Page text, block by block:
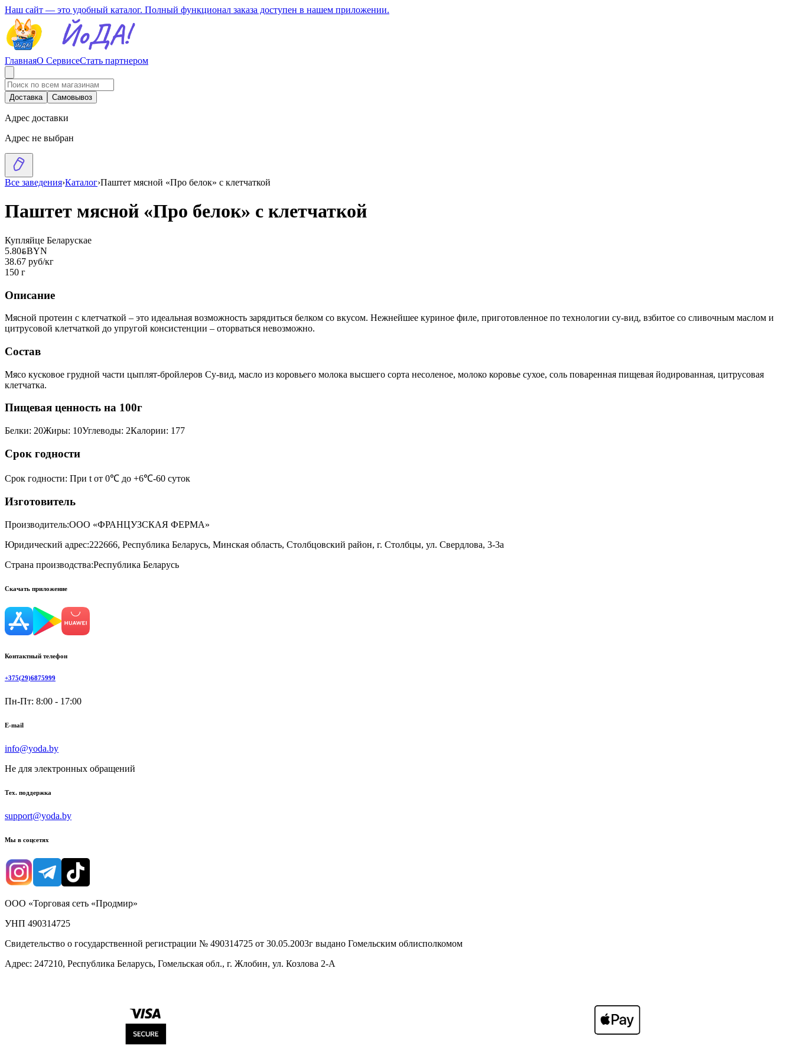
Наш сайт — это удобный каталог. Полный функционал заказа доступен в нашем приложении.
ГлавнаяО СервисеСтать партнером
Доставка Самовывоз
Адрес доставки
Адрес не выбран
Все заведения›Каталог›Паштет мясной «Про белок» с клетчаткой
Паштет мясной «Про белок» с клетчаткой
Купляйце Беларускае
5.80BYNBYN
38.67 руб/кг
150 г
Описание
Мясной протеин с клетчаткой – это идеальная возможность зарядиться белком со вкусом. Нежнейшее куриное филе, приготовленное по технологии су-вид, взбитое со сливочным маслом и
цитрусовой клетчаткой до упругой консистенции – оторваться невозможно.
Состав
Мясо кусковое грудной части цыплят-бройлеров Су-вид, масло из коровьего молока высшего сорта несоленое, молоко коровье сухое, соль поваренная пищевая йодированная, цитрусовая
клетчатка.
Пищевая ценность на 100г
Белки: 20Жиры: 10Углеводы: 2Калории: 177
Срок годности
Срок годности: При t от 0℃ до +6℃-60 суток
Изготовитель
Производитель:ООО «ФРАНЦУЗСКАЯ ФЕРМА»
Юридический адрес:222666, Республика Беларусь, Минская область, Столбцовский район, г. Столбцы, ул. Свердлова, 3-3а
Страна производства:Республика Беларусь
Скачать приложение
Контактный телефон
+375(29)6875999
Пн-Пт: 8:00 - 17:00
E-mail
info@yoda.by
Не для электронных обращений
Тех. поддержка
support@yoda.by
Мы в соцсетях
ООО «Торговая сеть «Продмир»
УНП 490314725
Свидетельство о государственной регистрации № 490314725 от 30.05.2003г выдано Гомельским облисполкомом
Адрес: 247210, Республика Беларусь, Гомельская обл., г. Жлобин, ул. Козлова 2-А